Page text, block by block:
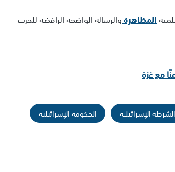
المظاهرةوالرسالة الواضحة الرافضة للحرب
مع غزة
الشرطة الإسرائيلية
الحكومة الإسرائيلية